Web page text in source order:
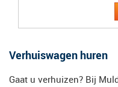
Verhuiswagen huren
Gaat u verhuizen? Bij